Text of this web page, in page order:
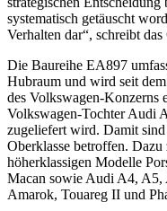
systematisch getäuscht
Verhalten dar“, schreibt
Die Baureihe EA897
Hubraum und wird seit
des Volkswagen-Konzerns
Volkswagen-Tochter Audi
zugeliefert wird. Damit
Oberklasse betroffen.
höherklassigen Modelle
Macan sowie Audi A4,
Amarok, Touareg II und